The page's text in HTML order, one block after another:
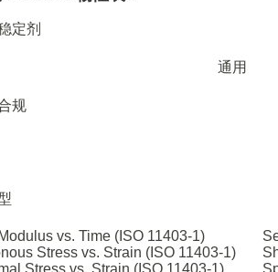
定剂
通用
规
vs. Time (ISO 11403-1)
Stress vs. Strain (ISO 11403-1)
Stress vs. Strain (ISO 11403-1)